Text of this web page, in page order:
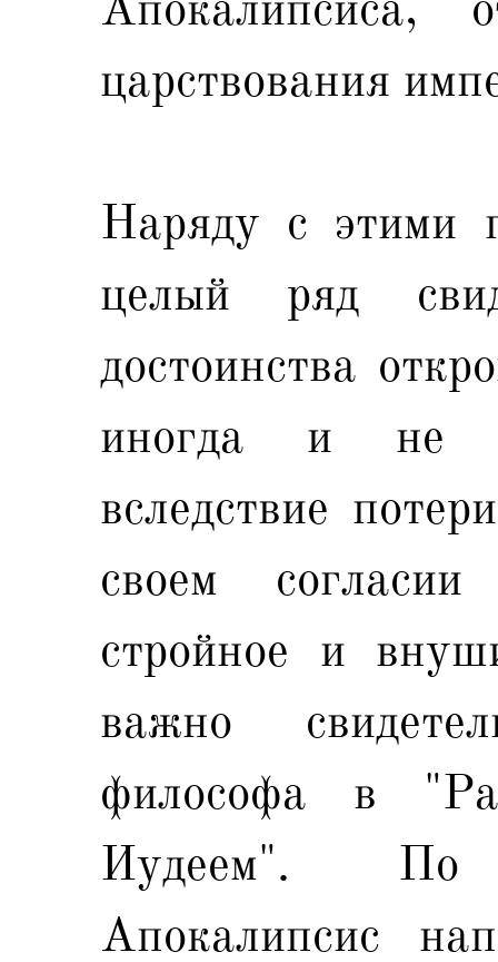
царствования
Наряду с этими
целый ряд
достоинства
иногда и не
вследствие
своем
стройное и
важно
философа в
Иудеем". По
Апокалипсис